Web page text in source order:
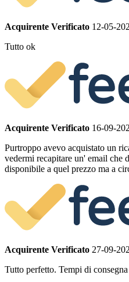
Acquirente Verificato 12-05-
Tutto ok
Acquirente Verificato 16-09-
Purtroppo avevo acquistato un
vedermi recapitare un' email che
disponibile a quel prezzo ma a
Acquirente Verificato 27-09-
Tutto perfetto. Tempi di